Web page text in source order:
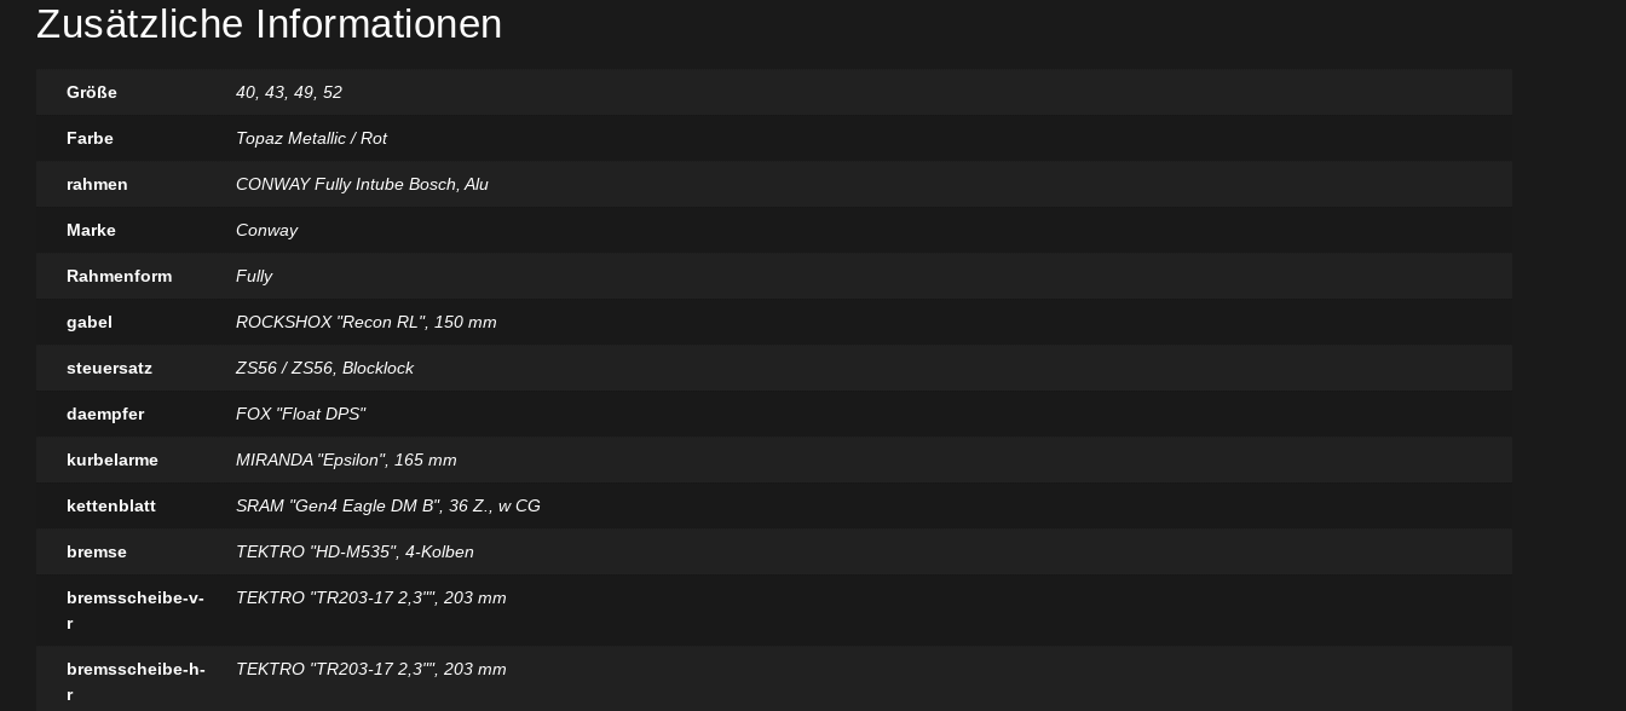
Zusätzliche Informationen
Größe 40 43 49 52
Farbe Topaz Metallic / Rot
rahmen CONWAY Fully Intube Bosch, Alu
Marke Conway
Rahmenform Fully
gabel ROCKSHOX "Recon RL", 150 mm
steuersatz ZS56 / ZS56, Blocklock
daempfer FOX "Float DPS"
kurbelarme MIRANDA "Epsilon", 165 mm
kettenblatt SRAM "Gen4 Eagle DM B", 36 Z., w CG
bremse TEKTRO "HD-M535", 4-Kolben
bremsscheibe-v-
r
TEKTRO "TR203-17 2,3"", 203 mm
bremsscheibe-h-
r
TEKTRO "TR203-17 2,3"", 203 mm